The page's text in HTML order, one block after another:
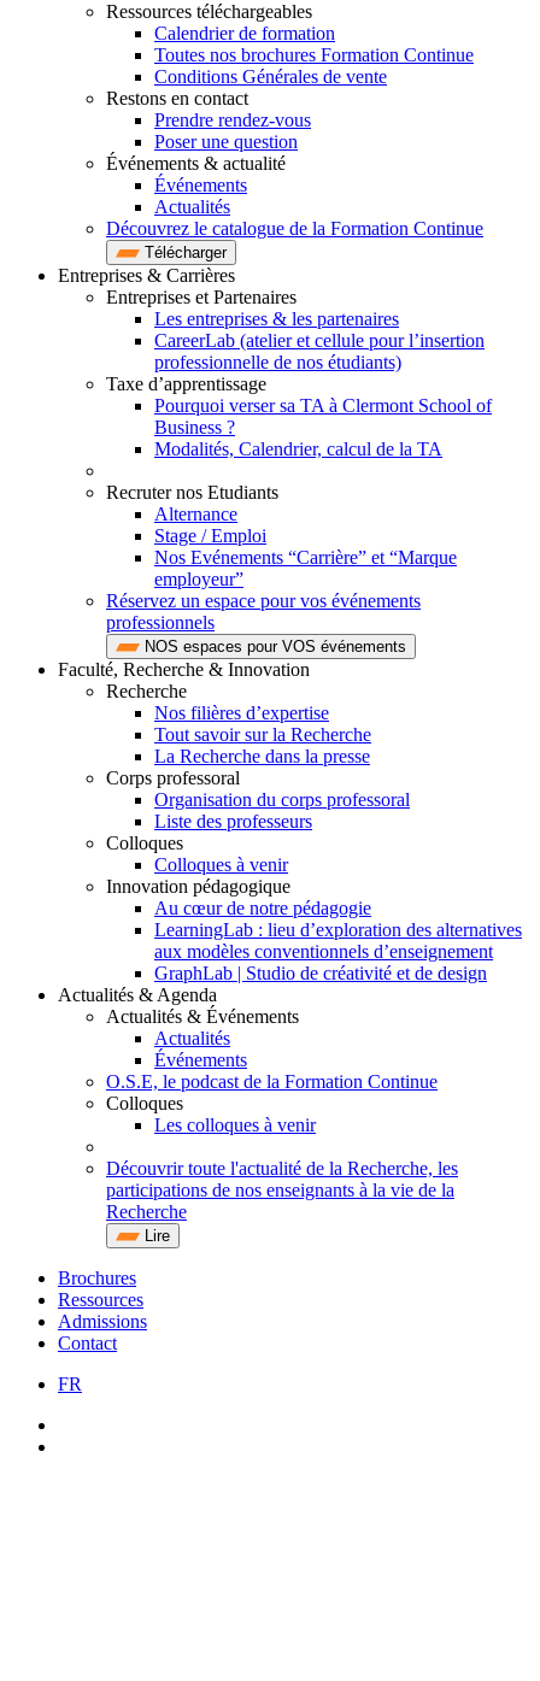
Ressources téléchargeables
Calendrier de formation
Toutes nos brochures Formation Continue
Conditions Générales de vente
Restons en contact
Prendre rendez-vous
Poser une question
Événements & actualité
Événements
Actualités
Découvrez le catalogue de la Formation Continue
Télécharger
Entreprises & Carrières
Entreprises et Partenaires
Les entreprises & les partenaires
CareerLab (atelier et cellule pour l’insertion
professionnelle de nos étudiants)
Taxe d’apprentissage
Pourquoi verser sa TA à Clermont School of
Business ?
Modalités, Calendrier, calcul de la TA
Recruter nos Etudiants
Alternance
Stage / Emploi
Nos Evénements “Carrière” et “Marque
employeur”
Réservez un espace pour vos événements
professionnels
NOS espaces pour VOS événements
Faculté, Recherche & Innovation
Recherche
Nos filières d’expertise
Tout savoir sur la Recherche
La Recherche dans la presse
Corps professoral
Organisation du corps professoral
Liste des professeurs
Colloques
Colloques à venir
Innovation pédagogique
Au cœur de notre pédagogie
LearningLab : lieu d’exploration des alternatives
aux modèles conventionnels d’enseignement
GraphLab | Studio de créativité et de design
Actualités & Agenda
Actualités & Événements
Actualités
Événements
O.S.E, le podcast de la Formation Continue
Colloques
Les colloques à venir
Découvrir toute l'actualité de la Recherche, les
participations de nos enseignants à la vie de la
Recherche
Lire
Brochures
Ressources
Admissions
Contact
FR